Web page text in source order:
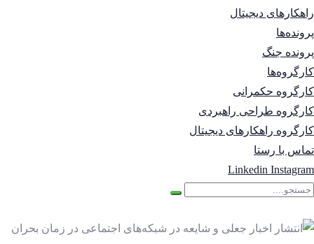
راهکارهای دیجیتال
پرونده‌ها
پرونده جنگ
کارگروه‌ها
کارگروه حکمرانی
کارگروه طراحی راهبردی
کارگروه راهکارهای دیجیتال
تماس با رستا
Linkedin Instagram